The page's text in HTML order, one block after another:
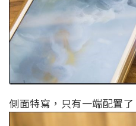
側面特寫，只有一端配置了